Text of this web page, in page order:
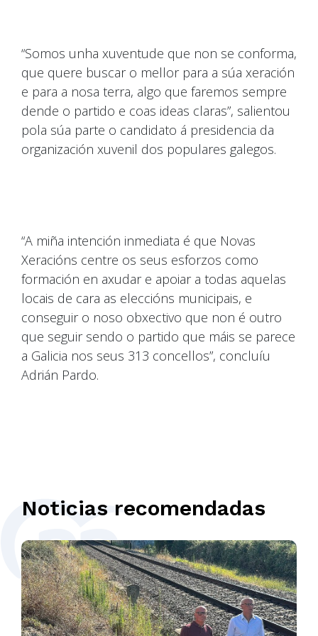
“Somos unha xuventude que non se conforma,
que quere buscar o mellor para a súa xeración
e para a nosa terra, algo que faremos sempre
dende o partido e coas ideas claras”, salientou
pola súa parte o candidato á presidencia da
organización xuvenil dos populares galegos.
“A miña intención inmediata é que Novas
Xeracións centre os seus esforzos como
formación en axudar e apoiar a todas aquelas
locais de cara as eleccións municipais, e
conseguir o noso obxectivo que non é outro
que seguir sendo o partido que máis se parece
a Galicia nos seus 313 concellos”, concluíu
Adrián Pardo.
Noticias recomendadas